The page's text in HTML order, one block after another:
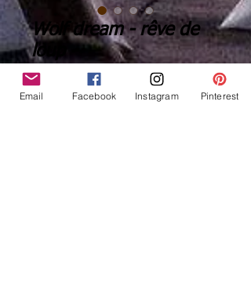
Wolf dream - rêve de
loup -
290,00 € Preis
Email Facebook Instagram Pinterest